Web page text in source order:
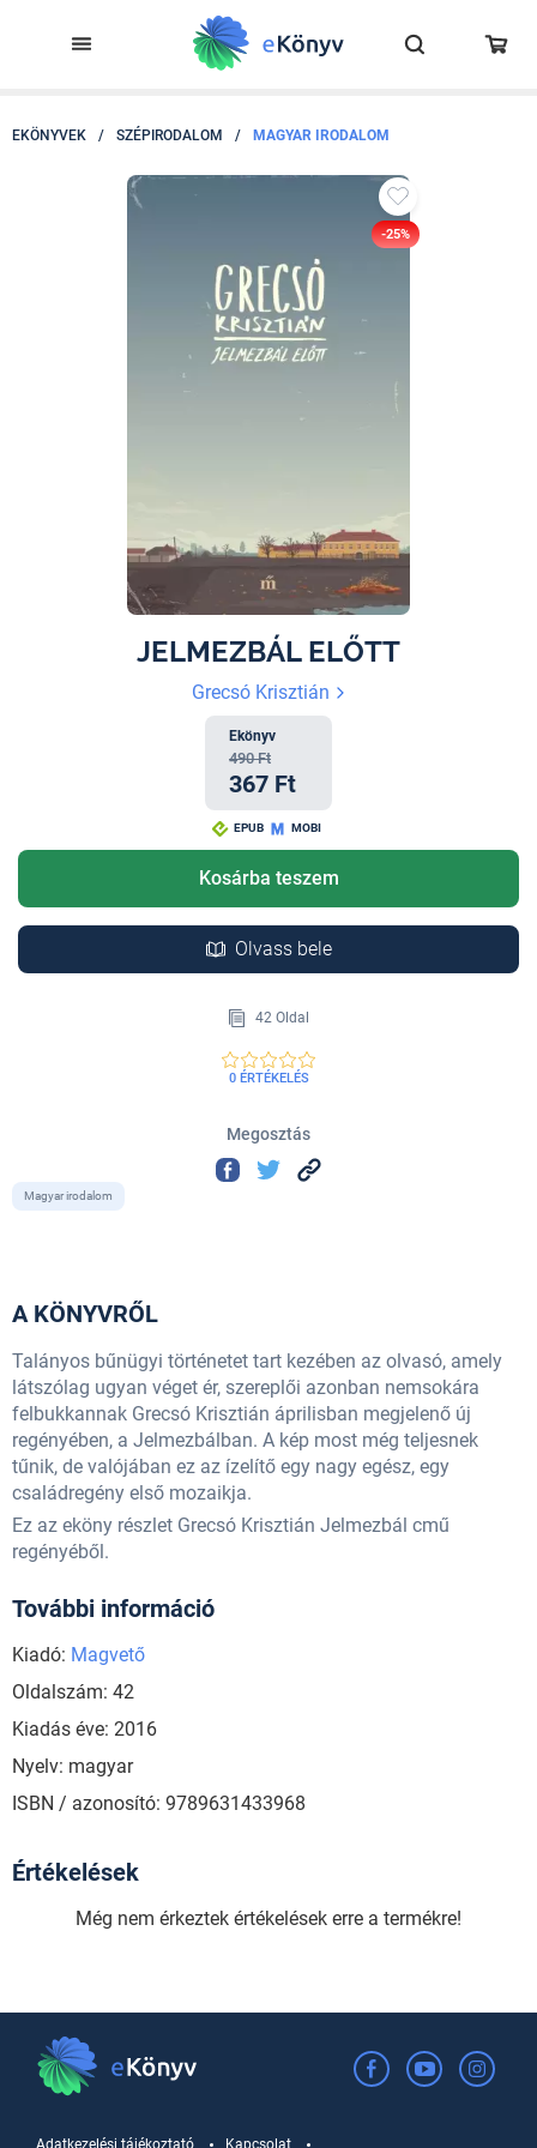
EKÖNYVEK / SZÉPIRODALOM / MAGYAR IRODALOM
-25%
JELMEZBÁL ELŐTT
Grecsó Krisztián
Ekönyv
490 Ft
367 Ft
EPUB MOBI
Kosárba teszem
Olvass bele
42 Oldal
0 ÉRTÉKELÉS
Megosztás
Magyar irodalom
A KÖNYVRŐL
Talányos bűnügyi történetet tart kezében az olvasó, amely
látszólag ugyan véget ér, szereplői azonban nemsokára
felbukkannak Grecsó Krisztián áprilisban megjelenő új
regényében, a Jelmezbálban. A kép most még teljesnek
tűnik, de valójában ez az ízelítő egy nagy egész, egy
családregény első mozaikja.
Ez az eköny részlet Grecsó Krisztián Jelmezbál cmű
regényéből.
További információ
Kiadó: Magvető
Oldalszám: 42
Kiadás éve: 2016
Nyelv: magyar
ISBN / azonosító: 9789631433968
Értékelések
Még nem érkeztek értékelések erre a termékre!
Adatkezelési tájékoztató Kapcsolat